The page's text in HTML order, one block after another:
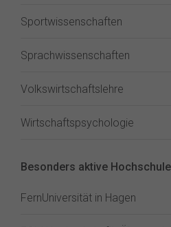
Sportwissenschaften
Sprachwissenschaften
Volkswirtschaftslehre
Wirtschaftspsychologie
Besonders aktive
FernUniversität in Hagen